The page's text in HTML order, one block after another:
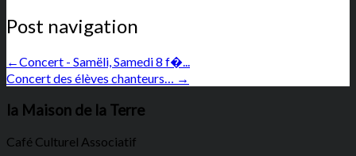
Post navigation
←Concert - Samëli, Samedi 8 f�...
Concert des élèves chanteurs… →
la Maison de la Terre
Café Culturel Associatif